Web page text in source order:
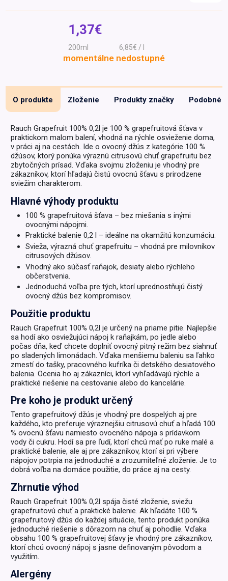
Darčekové
poukazy
Recepty
Drogéria a kozmetika
Domáci miláčikovia
1,37€
200ml 6,85€ / l
momentálne nedostupné
O produkte Zloženie Produkty značky Podobné
Rauch Grapefruit 100% 0,2l je 100 % grapefruitová šťava v
praktickom malom balení, vhodná na rýchle osvieženie doma,
v práci aj na cestách. Ide o ovocný džús z kategórie 100 %
džúsov, ktorý ponúka výraznú citrusovú chuť grapefruitu bez
zbytočných prísad. Vďaka svojmu zloženiu je vhodný pre
zákazníkov, ktorí hľadajú čistú ovocnú šťavu s prirodzene
sviežim charakterom.
Hlavné výhody produktu
100 % grapefruitová šťava – bez miešania s inými
ovocnými nápojmi.
Praktické balenie 0,2 l – ideálne na okamžitú konzumáciu.
Svieža, výrazná chuť grapefruitu – vhodná pre milovníkov
citrusových džúsov.
Vhodný ako súčasť raňajok, desiaty alebo rýchleho
občerstvenia.
Jednoduchá voľba pre tých, ktorí uprednostňujú čistý
ovocný džús bez kompromisov.
Použitie produktu
Rauch Grapefruit 100% 0,2l je určený na priame pitie. Najlepšie
sa hodí ako osviežujúci nápoj k raňajkám, po jedle alebo
počas dňa, keď chcete doplniť ovocný pitný režim bez siahnuť
po sladených limonádach. Vďaka menšiemu baleniu sa ľahko
zmestí do tašky, pracovného kufríka či detského desiatového
balenia. Ocenia ho aj zákazníci, ktorí vyhľadávajú rýchle a
praktické riešenie na cestovanie alebo do kancelárie.
Pre koho je produkt určený
Tento grapefruitový džús je vhodný pre dospelých aj pre
každého, kto preferuje výraznejšiu citrusovú chuť a hľadá 100
% ovocnú šťavu namiesto ovocného nápoja s prídavkom
vody či cukru. Hodí sa pre ľudí, ktorí chcú mať po ruke malé a
praktické balenie, ale aj pre zákazníkov, ktorí si pri výbere
nápojov potrpia na jednoduché a zrozumiteľné zloženie. Je to
dobrá voľba na domáce použitie, do práce aj na cesty.
Zhrnutie výhod
Rauch Grapefruit 100% 0,2l spája čisté zloženie, sviežu
grapefruitovú chuť a praktické balenie. Ak hľadáte 100 %
grapefruitový džús do každej situácie, tento produkt ponúka
jednoduché riešenie s dôrazom na chuť aj pohodlie. Vďaka
obsahu 100 % grapefruitovej šťavy je vhodný pre zákazníkov,
ktorí chcú ovocný nápoj s jasne definovaným pôvodom a
využitím.
Alergény